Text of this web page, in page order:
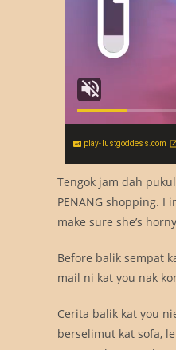
play-lustgoddess.com
Tengok jam dah
PENANG shopping. I
make sure she’s
Before balik sempat
mail ni kat you nak
Cerita balik kat you
berselimut kat sofa,